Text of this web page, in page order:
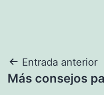
Navegación
de
Entrada anterior
Más consejos